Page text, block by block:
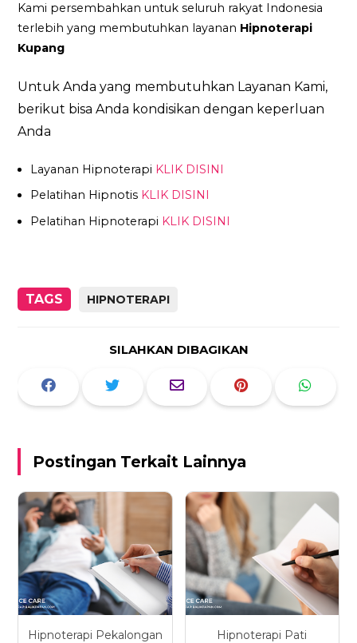
Kami persembahkan untuk seluruh rakyat Indonesia
terlebih yang membutuhkan layanan Hipnoterapi
Kupang
Untuk Anda yang membutuhkan Layanan Kami,
berikut bisa Anda kondisikan dengan keperluan
Anda
Layanan Hipnoterapi KLIK DISINI
Pelatihan Hipnotis KLIK DISINI
Pelatihan Hipnoterapi KLIK DISINI
TAGS HIPNOTERAPI
SILAHKAN DIBAGIKAN
Postingan Terkait Lainnya
Hipnoterapi Pekalongan Hipnoterapi Pati